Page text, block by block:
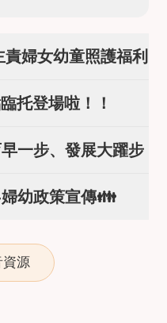
婦女幼童照護福利
托登場啦！！
一步、發展大躍步
幼政策宣傳👪
資源